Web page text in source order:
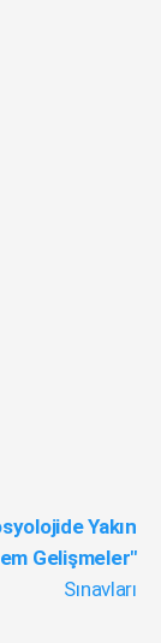
Yakın
Gelişmeler"
Sınavları